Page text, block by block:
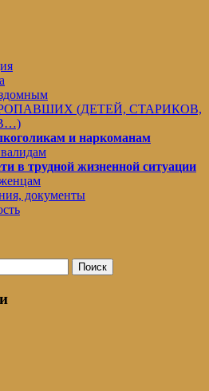
(ДЕТЕЙ, СТАРИКОВ,
и наркоманам
в трудной жизненной ситуации
документы
Поиск